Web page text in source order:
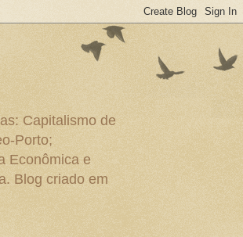
Capitalismo de
Porto;
Econômica e
Blog criado em